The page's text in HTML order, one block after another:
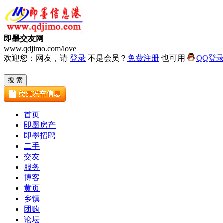
即墨交友网
www.qdjimo.com/love
欢迎您：网友，请 登录 不是会员？ 免费注册 也可用 QQ登
首页
即墨房产
即墨招聘
二手
交友
服务
博客
黄页
乡镇
团购
论坛